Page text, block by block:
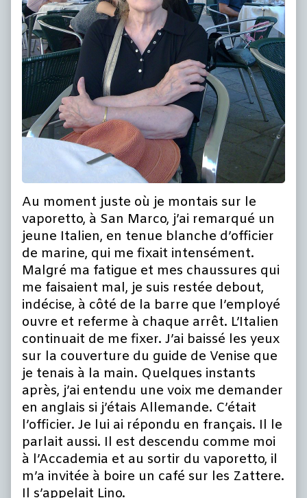
Au moment juste où je montais sur le
vaporetto, à San Marco, j’ai remarqué un
jeune Italien, en tenue blanche d’officier
de marine, qui me fixait intensément.
Malgré ma fatigue et mes chaussures qui
me faisaient mal, je suis restée debout,
indécise, à côté de la barre que l’employé
ouvre et referme à chaque arrêt. L’Italien
continuait de me fixer. J’ai baissé les yeux
sur la couverture du guide de Venise que
je tenais à la main. Quelques instants
après, j’ai entendu une voix me demander
en anglais si j’étais Allemande. C’était
l’officier. Je lui ai répondu en français. Il le
parlait aussi. Il est descendu comme moi
à l’Accademia et au sortir du vaporetto, il
m’a invitée à boire un café sur les Zattere.
Il s’appelait Lino.